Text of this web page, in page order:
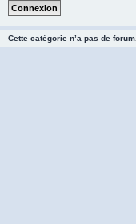
Cette catégorie n’a pas de forum.